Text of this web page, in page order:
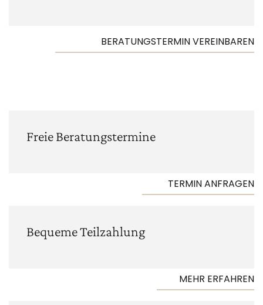
BERATUNGSTERMIN VEREINBAREN
Freie Beratungs­termine
TERMIN ANFRAGEN
Bequeme Teilzahlung
MEHR ERFAHREN